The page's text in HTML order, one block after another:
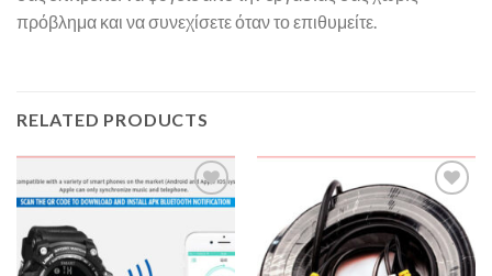
πρόβλημα και να συνεχίσετε όταν το επιθυμείτε.
RELATED PRODUCTS
Add to
Add to
Wishlist